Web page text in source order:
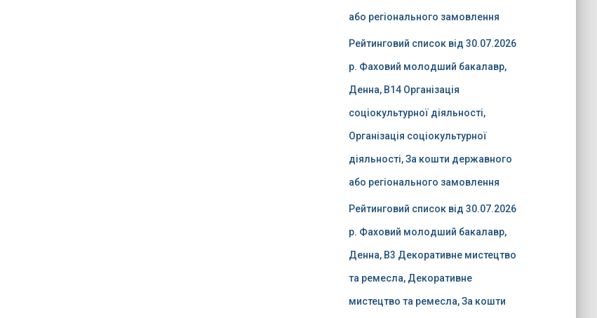
або регіонального замовлення
Рейтинговий список від 30.07.2026
р. Фаховий молодший бакалавр,
Денна, B14 Організація
соціокультурної діяльності,
Організація соціокультурної
діяльності, За кошти державного
або регіонального замовлення
Рейтинговий список від 30.07.2026
р. Фаховий молодший бакалавр,
Денна, B3 Декоративне мистецтво
та ремесла, Декоративне
мистецтво та ремесла, За кошти